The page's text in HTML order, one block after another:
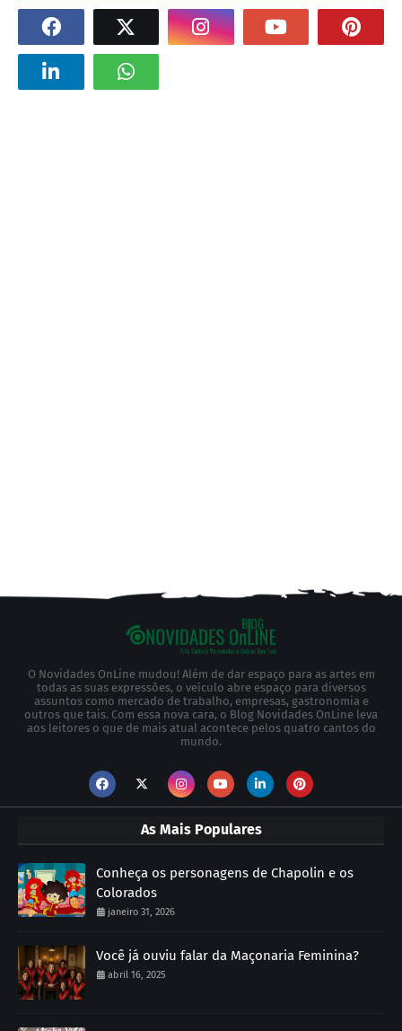
O Novidades OnLine mudou! Além de dar espaço para as artes em
todas as suas expressões, o veículo abre espaço para diversos
assuntos como mercado de trabalho, empresas, gastronomia e
outros que tais. Com essa nova cara, o Blog Novidades OnLine leva
aos leitores o que de mais atual acontece pelos quatro cantos do
mundo.
As Mais Populares
Conheça os personagens de Chapolin e os
Colorados
janeiro 31, 2026
Você já ouviu falar da Maçonaria Feminina?
abril 16, 2025